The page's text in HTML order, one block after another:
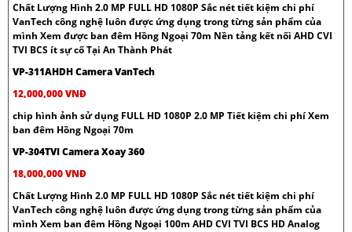
Chất Lượng Hình 2.0 MP FULL HD 1080P Sắc nét tiết kiệm chi phí
VanTech công nghệ luôn được ứng dụng trong từng sản phẩm của
mình Xem được ban đêm Hồng Ngoại 70m Nền tảng kết nối AHD CVI
TVI BCS ít sự cố Tại An Thành Phát
VP-311AHDH Camera VanTech
12,000,000 VNĐ
chip hình ảnh sử dụng FULL HD 1080P 2.0 MP Tiết kiệm chi phí Xem
ban đêm Hồng Ngoại 70m
VP-304TVI Camera Xoay 360
18,000,000 VNĐ
Chất Lượng Hình 2.0 MP FULL HD 1080P Sắc nét tiết kiệm chi phí
VanTech công nghệ luôn được ứng dụng trong từng sản phẩm của
mình Xem ban đêm Hồng Ngoại 100m AHD CVI TVI BCS HD Analog